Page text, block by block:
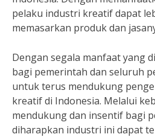
pelaku industri kreatif dapat
memasarkan produk dan
Dengan segala manfaat yang
bagi pemerintah dan seluruh
untuk terus mendukung
kreatif di Indonesia. Melalui
mendukung dan insentif bagi
diharapkan industri ini dapat